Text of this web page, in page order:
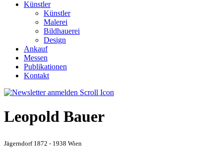
Künstler
Künstler
Malerei
Bildhauerei
Design
Ankauf
Messen
Publikationen
Kontakt
Leopold Bauer
Jägerndorf 1872 - 1938 Wien